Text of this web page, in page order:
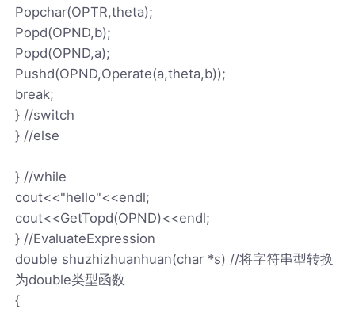
Popchar(OPTR,theta);
Popd(OPND,b);
Popd(OPND,a);
Pushd(OPND,Operate(a,theta,b));
break;
} //switch
} //else
} //while
cout<<"hello"<<endl;
cout<<GetTopd(OPND)<<endl;
} //EvaluateExpression
double shuzhizhuanhuan(char *s) //将字符串型转换
为double类型函数
{